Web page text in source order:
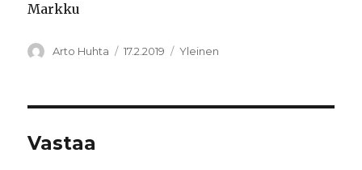
Markku
Kirjoittaja
Arto Huhta Julkaistu
17.2.2019 Kategoriat
Yleinen
Vastaa